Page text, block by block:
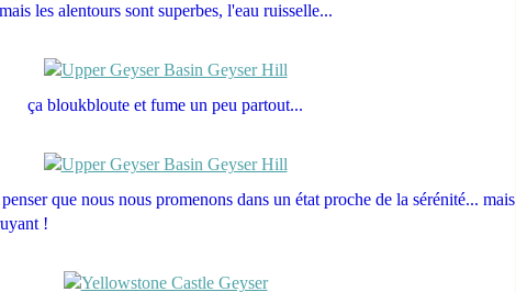
mais les alentours sont superbes, l'eau ruisselle...
ça bloukbloute et fume un peu partout...
que nous nous promenons dans un état proche de la sérénité... mais
!